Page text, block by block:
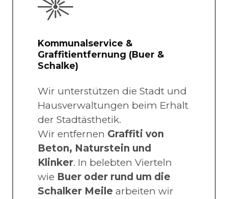
Kommunalservice &
Graffitientfernung (Buer &
Schalke)
Wir unterstützen die Stadt und
Hausverwaltungen beim Erhalt
der Stadtästhetik.
Wir entfernen Graffiti von
Beton, Naturstein und
Klinker. In belebten Vierteln
wie Buer oder rund um die
Schalker Meile arbeiten wir